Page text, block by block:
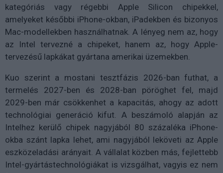
kategóriás vagy régebbi Apple Silicon chipekkel,
amelyeket későbbi iPhone-okban, iPadekben és bizonyos
Mac-modellekben használhatnak. A lényeg nem az, hogy
az Intel tervezné a chipeket, hanem az, hogy Apple-
tervezésű lapkákat gyártana amerikai üzemekben.
Kuo szerint a mostani tesztfázis 2026-ban futhat, a
termelés 2027-ben és 2028-ban pöröghet fel, majd
2029-ben már csökkenhet a kapacitás, ahogy az adott
technológiai generáció kifut. A beszámoló alapján az
Intelhez kerülő chipek nagyjából 80 százaléka iPhone-
okba szánt lapka lehet, ami nagyjából leköveti az Apple
eszközeladási arányait. A vállalat közben más, fejlettebb
Intel-gyártástechnológiákat is vizsgálhat, vagyis ez nem